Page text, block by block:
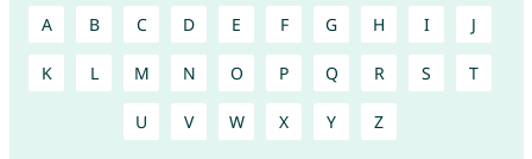
A B C D E F G H I J
K L M N O P Q R S T
U V W X Y Z